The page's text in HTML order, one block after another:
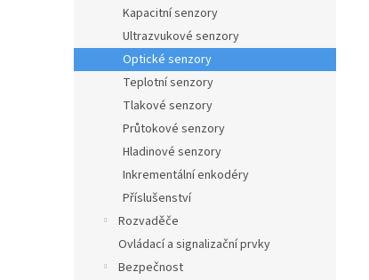
l
Kapacitní senzory
Ultrazvukové senzory
Optické senzory
Teplotní senzory
Tlakové senzory
Průtokové senzory
Hladinové senzory
Inkrementální enkodéry
Příslušenství
Rozvaděče
Ovládací a signalizační prvky
Bezpečnost